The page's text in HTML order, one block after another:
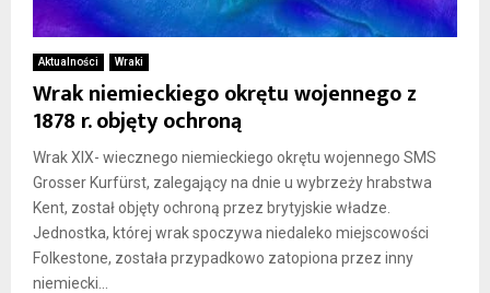
Aktualności Wraki
Wrak niemieckiego okrętu wojennego z
1878 r. objęty ochroną
Wrak XIX- wiecznego niemieckiego okrętu wojennego SMS
Grosser Kurfürst, zalegający na dnie u wybrzeży hrabstwa
Kent, został objęty ochroną przez brytyjskie władze.
Jednostka, której wrak spoczywa niedaleko miejscowości
Folkestone, została przypadkowo zatopiona przez inny
niemiecki...